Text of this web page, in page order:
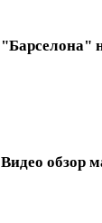
"Барселона"
Видео обзор